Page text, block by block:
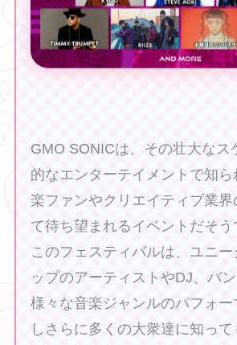
GMO SONICは、その壮大なス
的なエンターテイメントで知
楽ファンやクリエイティブ業界
て待ち望まれるイベントだそう
このフェスティバルは、ユニ
ップのアーティストやDJ、バン
様々な音楽ジャンルのパフォー
しさらに多くの大衆達に知っ